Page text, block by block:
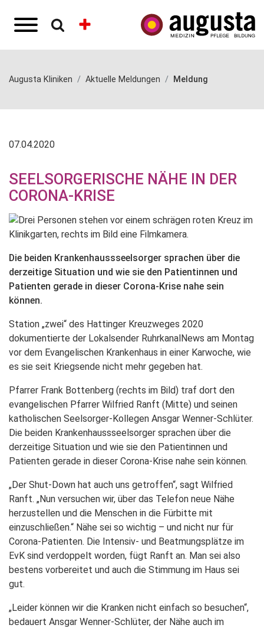
Augusta Kliniken Aktuelle Meldungen Meldung
07.04.2020
SEELSORGERISCHE NÄHE IN DER
CORONA-KRISE
Die beiden Krankenhaussseelsorger sprachen über die
derzeitige Situation und wie sie den Patientinnen und
Patienten gerade in dieser Corona-Krise nahe sein
können.
Station „zwei“ des Hattinger Kreuzweges 2020
dokumentierte der Lokalsender RuhrkanalNews am Montag
vor dem Evangelischen Krankenhaus in einer Karwoche, wie
es sie seit Kriegsende nicht mehr gegeben hat.
Pfarrer Frank Bottenberg (rechts im Bild) traf dort den
evangelischen Pfarrer Wilfried Ranft (Mitte) und seinen
katholischen Seelsorger-Kollegen Ansgar Wenner-Schlüter.
Die beiden Krankenhaussseelsorger sprachen über die
derzeitige Situation und wie sie den Patientinnen und
Patienten gerade in dieser Corona-Krise nahe sein können.
„Der Shut-Down hat auch uns getroffen“, sagt Wilfried
Ranft. „Nun versuchen wir, über das Telefon neue Nähe
herzustellen und die Menschen in die Fürbitte mit
einzuschließen.“ Nähe sei so wichtig – und nicht nur für
Corona-Patienten. Die Intensiv- und Beatmungsplätze im
EvK sind verdoppelt worden, fügt Ranft an. Man sei also
bestens vorbereitet und auch die Stimmung im Haus sei
gut.
„Leider können wir die Kranken nicht einfach so besuchen“,
bedauert Ansgar Wenner-Schlüter, der Nähe auch im